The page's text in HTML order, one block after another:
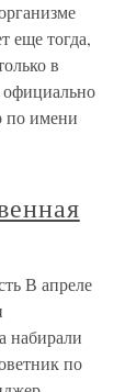
еще тогда,
в
по имени
В апреле
набирали
по